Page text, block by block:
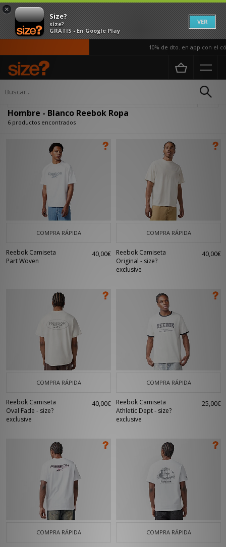
×
Size?
size?
GRATIS - En Google Play
VER
10% de dto. en app con el
Página principal
Hombre - Blanco Reebok Ropa
6 productos encontrados
COMPRA RÁPIDA
Reebok Camiseta
Part Woven
40,00€
COMPRA RÁPIDA
Reebok Camiseta
Original - size?
exclusive
40,00€
COMPRA RÁPIDA
Reebok Camiseta
Oval Fade - size?
exclusive
40,00€
COMPRA RÁPIDA
Reebok Camiseta
Athletic Dept - size?
exclusive
25,00€
COMPRA RÁPIDA COMPRA RÁPIDA